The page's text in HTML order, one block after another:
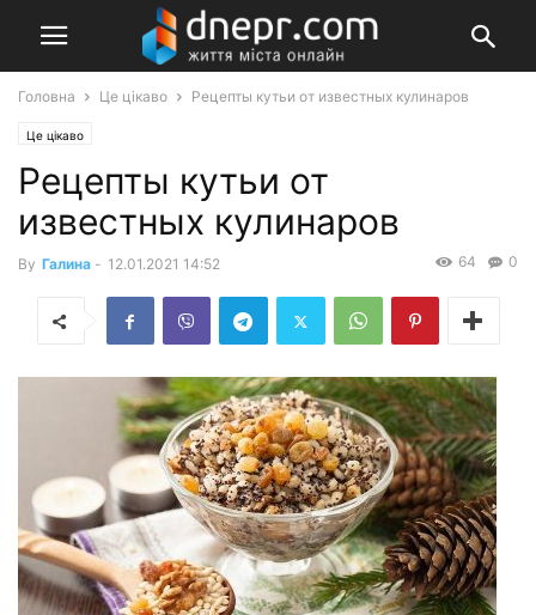
Головна Це цікаво Рецепты кутьи от известных кулинаров
Це цікаво
Рецепты кутьи от
известных кулинаров
By Галина - 12.01.2021 14:52 0
64